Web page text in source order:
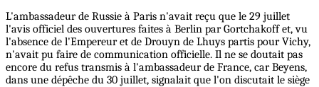
L'ambassadeur de Russie à Paris n'avait reçu que le 29 juillet
l'avis officiel des ouvertures faites à Berlin par Gortchakoff et, vu
l'absence de l'Empereur et de Drouyn de Lhuys partis pour Vichy,
n'avait pu faire de communication officielle. Il ne se doutait pas
encore du refus transmis à l'ambassadeur de France, car Beyens,
dans une dépêche du 30 juillet, signalait que l'on discutait le siège